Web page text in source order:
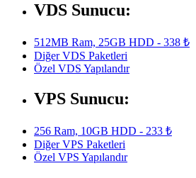
VDS Sunucu:
512MB Ram, 25GB HDD - 338 ₺
Diğer VDS Paketleri
Özel VDS Yapılandır
VPS Sunucu:
256 Ram, 10GB HDD - 233 ₺
Diğer VPS Paketleri
Özel VPS Yapılandır